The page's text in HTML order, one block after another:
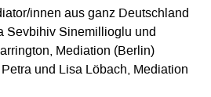
innen aus ganz Deutschland
Sevbihiv Sinemillioglu und
Mediation (Berlin)
und Lisa Löbach, Mediation